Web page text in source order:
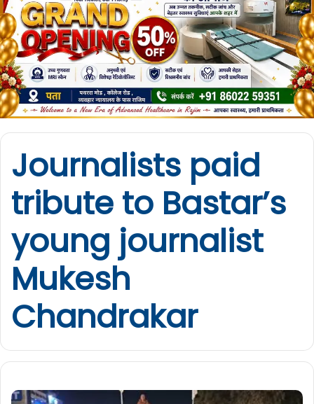
Journalists paid
tribute to Bastar’s
young journalist
Mukesh
Chandrakar